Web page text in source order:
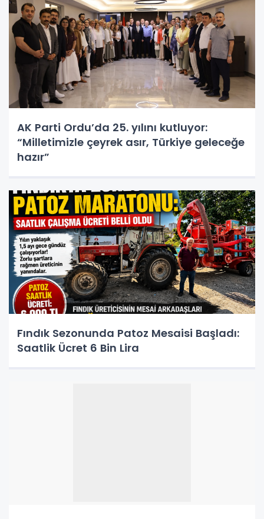
AK Parti Ordu’da 25. yılını kutluyor:
“Milletimizle çeyrek asır, Türkiye geleceğe
hazır”
Fındık Sezonunda Patoz Mesaisi Başladı:
Saatlik Ücret 6 Bin Lira